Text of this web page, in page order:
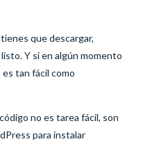
que descargar,
Y si en algún momento
tan fácil como
no es tarea fácil, son
para instalar